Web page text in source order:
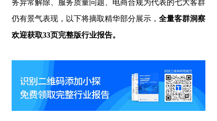
务异常解除、服务质量问题、电商合规为代表的七大客群
仍有景气表现，以下将摘取精华部分展示，全量客群洞察
欢迎获取33页完整版行业报告。